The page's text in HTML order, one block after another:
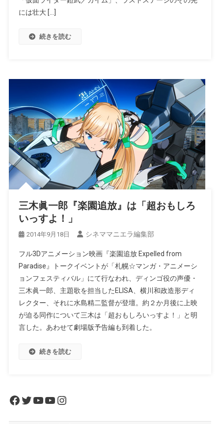
には壮大 […]
続きを読む
三木眞一郎『楽園追放』は「超おもしろ
いっすよ！」
2014年9月18日 シネママニエラ編集部
フル3Dアニメーション映画『楽園追放 Expelled from
Paradise』トークイベントが「札幌☆マンガ・アニメーシ
ョンフェスティバル」にて行なわれ、ディンゴ役の声優・
三木眞一郎、主題歌を担当したELISA、横川和政造形ディ
レクター、それに水島精二監督が登壇。約２か月後に上映
が迫る同作について三木は「超おもしろいっすよ！」と明
言した。あわせて劇場版予告編も到着した。
続きを読む
Facebook
Twitter
YouTube
YouTube
Instagram